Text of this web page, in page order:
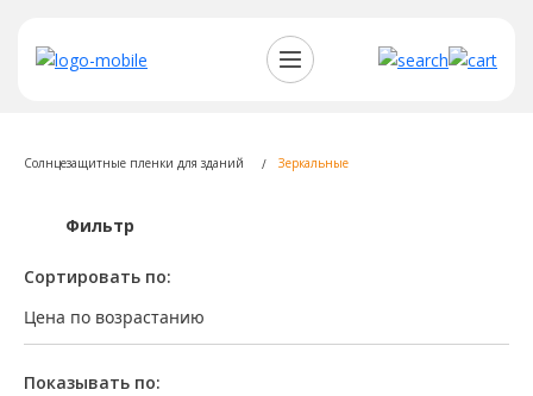
Солнцезащитные пленки для зданий Зеркальные
Фильтр
Сортировать по:
Цена по возрастанию
Показывать по: